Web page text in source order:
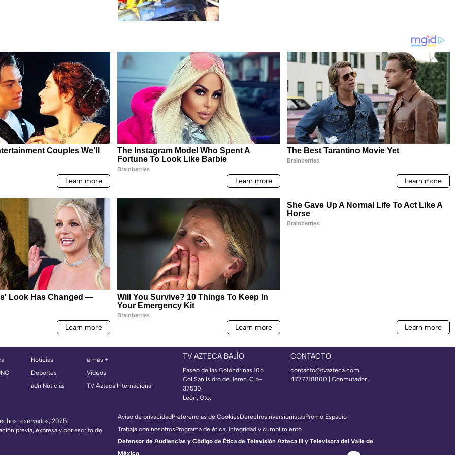
Noticias
Deportes
adn Noticias
a más +
Videos
TV Azteca Internacional
TV AZTECA BAJÍO
Paseo de las Golondrinas 106
Col San Isidro de Jerez, C.p-
37530,
León, Gto.
CONTACTO
contacto@tvazteca.com
4777718800 | Conmutador
reservados, 2025.
previa, expresa y por escrito de
Aviso de privacidadPreferencias de CookiesDerechosInversionistasPromo Espacio
Trabaja con nosotrosPrograma de ética, integridad y cumplimiento
Defensor de Audiencias y Código de Ética de Televisión Azteca III y Televisora del Valle de
México